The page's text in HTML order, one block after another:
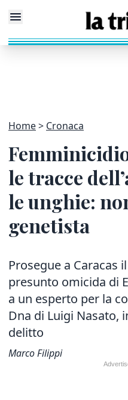
Home Cronaca
le tracce
le unghie:
genetista
Prosegue a Caracas
presunto omicida di
a un esperto per la
Dna di Luigi Nasato,
delitto
Marco Filippi